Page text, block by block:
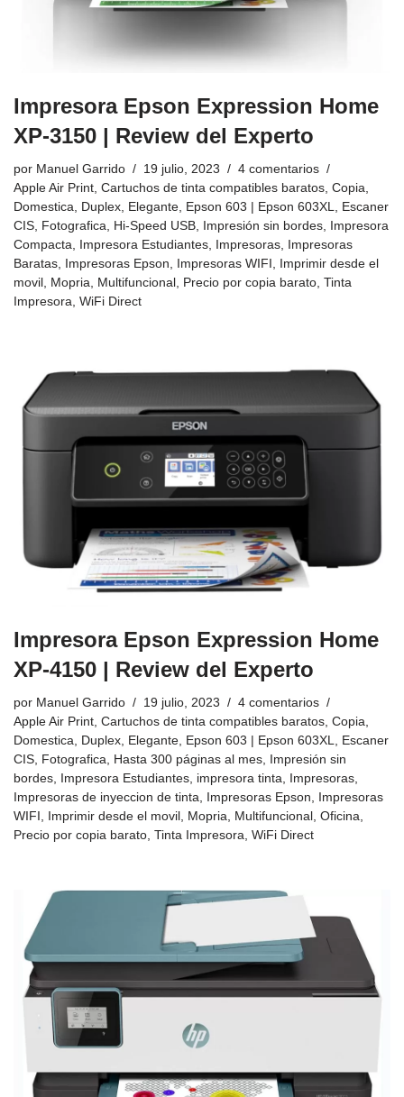
Impresora Epson Expression Home
XP-3150 | Review del Experto
por Manuel Garrido 19 julio, 2023
4 comentarios
Apple Air Print Cartuchos de tinta compatibles baratos Copia
Domestica
Duplex Elegante Epson 603 | Epson 603XL
Escaner
CIS
Fotografica Hi-Speed USB Impresión sin bordes
Impresora
Compacta
Impresora Estudiantes Impresoras
Impresoras
Baratas
Impresoras Epson Impresoras WIFI
Imprimir desde el
movil
Mopria Multifuncional Precio por copia barato Tinta
Impresora WiFi Direct
Impresora Epson Expression Home
XP-4150 | Review del Experto
por Manuel Garrido 19 julio, 2023
4 comentarios
Apple Air Print, Cartuchos de tinta compatibles baratos, Copia,
Domestica, Duplex, Elegante, Epson 603 | Epson 603XL, Escaner
CIS, Fotografica, Hasta 300 páginas al mes,
Impresión sin
bordes, Impresora Estudiantes, impresora tinta, Impresoras,
Impresoras de inyeccion de tinta, Impresoras Epson,
Impresoras
WIFI , Imprimir desde el movil , Mopria, Multifuncional , Oficina,
Precio por copia barato, Tinta Impresora, WiFi Direct